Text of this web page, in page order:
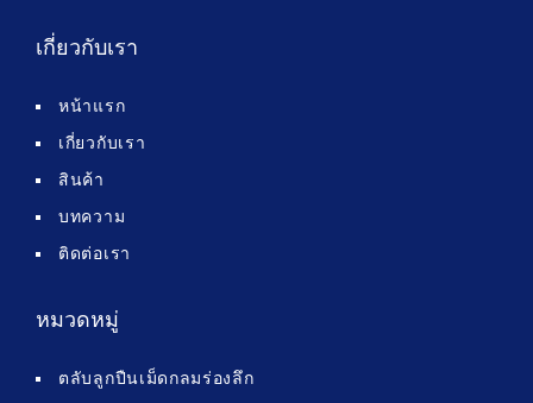
เกี่ยวกับเรา
หน้าแรก
เกี่ยวกับเรา
สินค้า
บทความ
ติดต่อเรา
หมวดหมู่
ตลับลูกปืนเม็ดกลมร่องลึก